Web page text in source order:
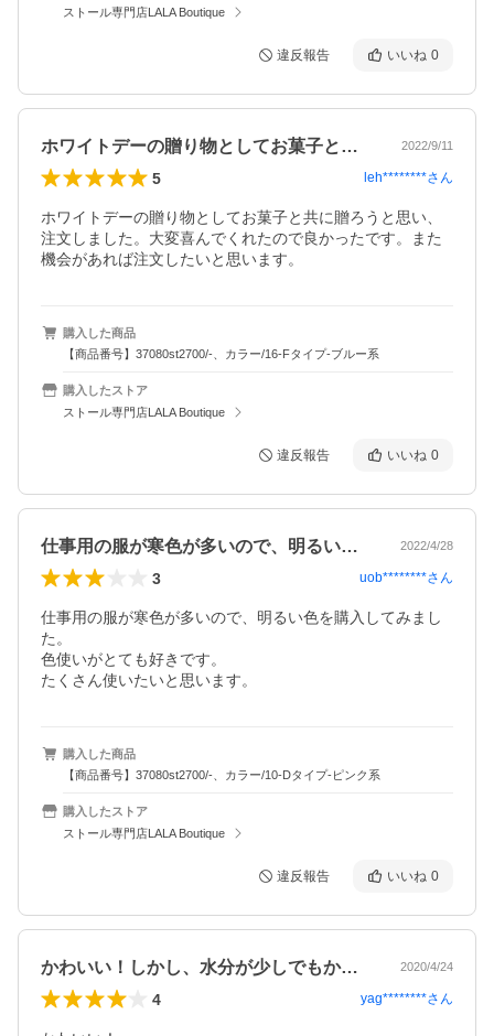
ストール専門店LALA Boutique
違反報告 いいね 0
ホワイトデーの贈り物としてお菓子と共に… 2022/9/11
5 leh********さん
ホワイトデーの贈り物としてお菓子と共に贈ろうと思い、
注文しました。大変喜んでくれたので良かったです。また
機会があれば注文したいと思います。
購入した商品
【商品番号】37080st2700/-、カラー/16-Fタイプ-ブルー系
購入したストア
ストール専門店LALA Boutique
違反報告 いいね 0
仕事用の服が寒色が多いので、明るい色を… 2022/4/28
3 uob********さん
仕事用の服が寒色が多いので、明るい色を購入してみまし
た。
色使いがとても好きです。
たくさん使いたいと思います。
購入した商品
【商品番号】37080st2700/-、カラー/10-Dタイプ-ピンク系
購入したストア
ストール専門店LALA Boutique
違反報告 いいね 0
かわいい！しかし、水分が少しでもかかる… 2020/4/24
4 yag********さん